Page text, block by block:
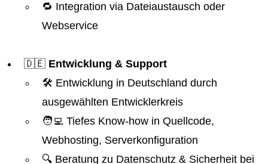
🔁 Integration via Dateiaustausch oder
Webservice
🇩🇪 Entwicklung & Support
🛠️ Entwicklung in Deutschland durch
ausgewählten Entwicklerkreis
🧑‍💻 Tiefes Know-how in Quellcode,
Webhosting, Serverkonfiguration
🔍 Beratung zu Datenschutz & Sicherheit bei